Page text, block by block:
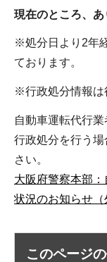
現在のところ、あ
※処分日より2年
ております。
※行政処分情報は
自動車運転代行
行政処分を行う
さい。
大阪府警察本部
状況のお知らせ（
このページ